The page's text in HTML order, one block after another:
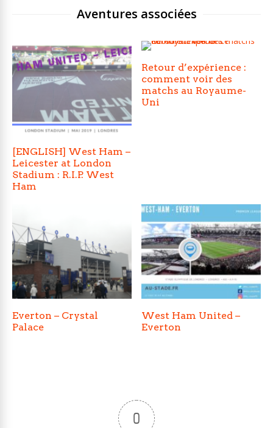
Aventures associées
[ENGLISH] West Ham –
Leicester at London
Stadium : R.I.P. West
Ham
Retour d’expérience :
comment voir des
matchs au Royaume-
Uni
Everton – Crystal
Palace
West Ham United –
Everton
0